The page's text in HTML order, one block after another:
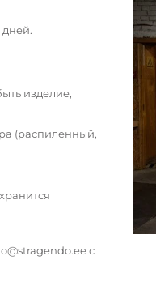
изделие,
(распиленный,
с